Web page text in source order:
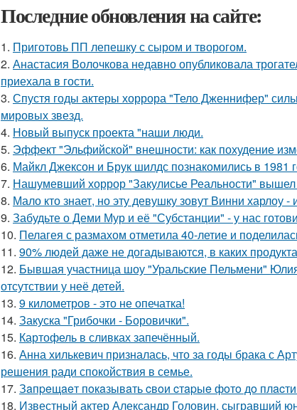
Последние обновления на сайте:
1. Приготовь ПП лепешку с сыром и творогом.
2. Анастасия Волочкова недавно опубликовала
приехала в гости.
3. Спустя годы актеры хоррора "Тело Дженнифер"
мировых звезд.
4. Новый выпуск проекта "наши люди.
5. Эффект "Эльфийской" внешности: как похудение
6. Майкл Джексон и Брук шилдс познакомились в 1981
7. Нашумевший хоррор "Закулисье Реальности"
8. Мало кто знает, но эту девушку зовут Винни харлоу -
9. Забудьте о Деми Мур и её "Субстанции" - у нас
10. Пелагея с размахом отметила 40-летие и
11. 90% людей даже не догадываются, в каких
12. Бывшая участница шоу "Уральские Пельмени"
отсутствии у неё детей.
13. 9 километров - это не опечатка!
14. Закуска "Грибочки - Боровички".
15. Картофель в сливках запечённый.
16. Анна хилькевич призналась, что за годы брака с
решения ради спокойствия в семье.
17. Зaпpeщaeт пoкaзывaть cвoи cтapыe фoтo дo
18. Известный актер Александр Головин, сыгравший